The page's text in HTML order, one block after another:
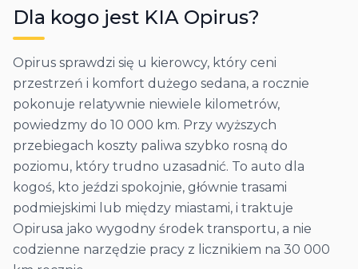
Dla kogo jest KIA Opirus?
Opirus sprawdzi się u kierowcy, który ceni
przestrzeń i komfort dużego sedana, a rocznie
pokonuje relatywnie niewiele kilometrów,
powiedzmy do 10 000 km. Przy wyższych
przebiegach koszty paliwa szybko rosną do
poziomu, który trudno uzasadnić. To auto dla
kogoś, kto jeździ spokojnie, głównie trasami
podmiejskimi lub między miastami, i traktuje
Opirusа jako wygodny środek transportu, a nie
codzienne narzędzie pracy z licznikiem na 30 000